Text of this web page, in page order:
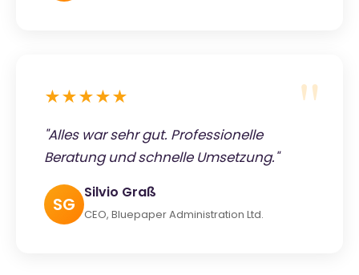
★★★★★
"Alles war sehr gut. Professionelle
Beratung und schnelle Umsetzung."
SG
Silvio Graß
CEO, Bluepaper Administration Ltd.